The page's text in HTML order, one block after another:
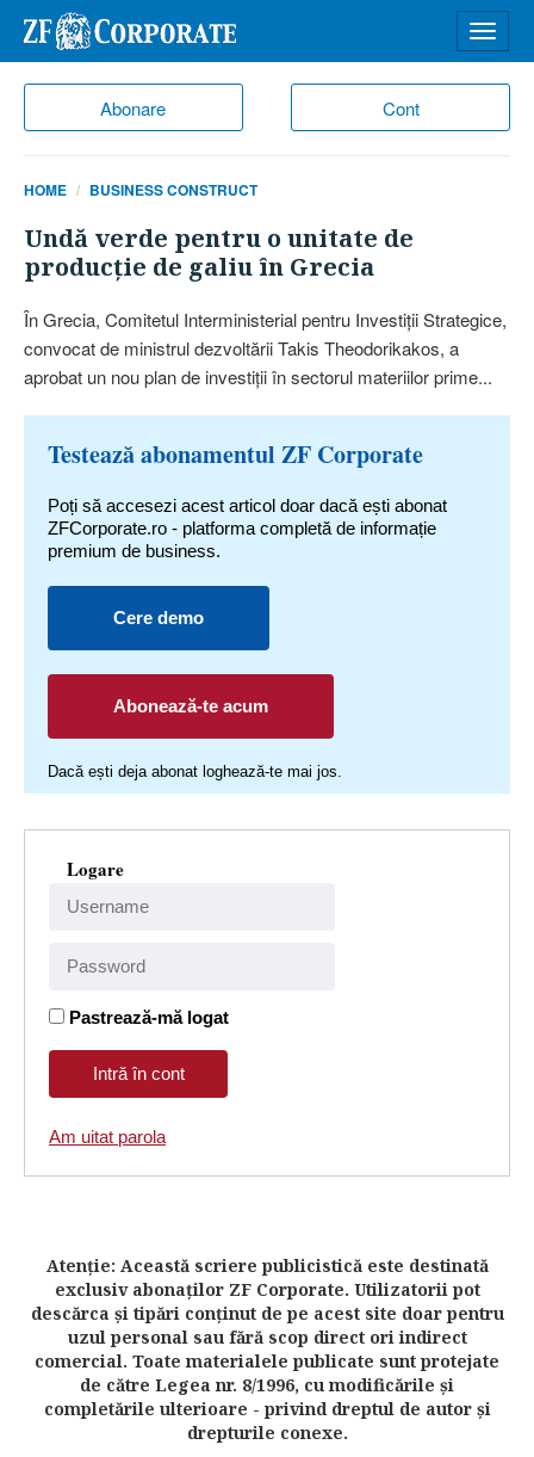
Abonare Cont
meniu
HOME BUSINESS CONSTRUCT
Undă verde pentru o unitate de
producţie de galiu în Grecia
În Grecia, Comitetul Interministerial pentru Investiţii Strategice,
convocat de ministrul dezvoltării Takis Theodorikakos, a
aprobat un nou plan de investiţii în sectorul materiilor prime...
Testează abonamentul ZF Corporate
Poți să accesezi acest articol doar dacă ești abonat
ZFCorporate.ro - platforma completă de informație
premium de business.
Cere demo
Abonează-te acum
Dacă ești deja abonat loghează-te mai jos.
Logare
Pastrează-mă logat
Am uitat parola
Atenţie: Această scriere publicistică este destinată
exclusiv abonaţilor ZF Corporate. Utilizatorii pot
descărca şi tipări conţinut de pe acest site doar pentru
uzul personal sau fără scop direct ori indirect
comercial. Toate materialele publicate sunt protejate
de către Legea nr. 8/1996, cu modificările şi
completările ulterioare - privind dreptul de autor şi
drepturile conexe.